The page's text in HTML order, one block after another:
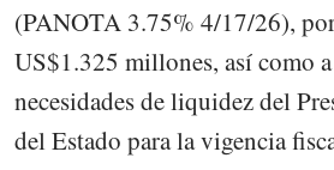
(PANOTA 3.75% 4/17/26),
US$1.325 millones, así como
necesidades de liquidez del
del Estado para la vigencia